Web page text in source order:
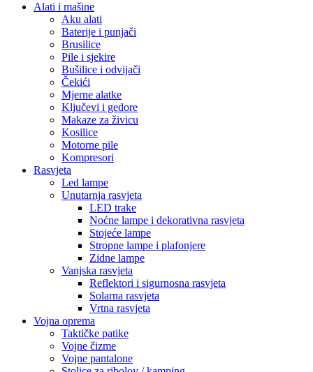
Alati i mašine
Aku alati
Baterije i punjači
Brusilice
Pile i sjekire
Bušilice i odvijači
Čekići
Mjerne alatke
Ključevi i gedore
Makaze za živicu
Kosilice
Motorne pile
Kompresori
Rasvjeta
Led lampe
Unutarnja rasvjeta
LED trake
Noćne lampe i dekorativna rasvjeta
Stojeće lampe
Stropne lampe i plafonjere
Zidne lampe
Vanjska rasvjeta
Reflektori i sigurnosna rasvjeta
Solarna rasvjeta
Vrtna rasvjeta
Vojna oprema
Taktičke patike
Vojne čizme
Vojne pantalone